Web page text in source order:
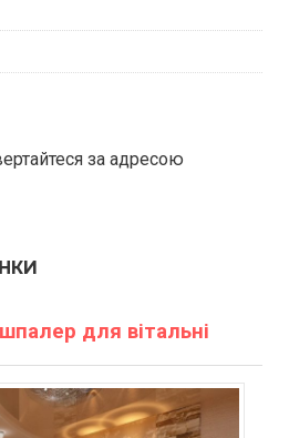
за адресою
для вітальні